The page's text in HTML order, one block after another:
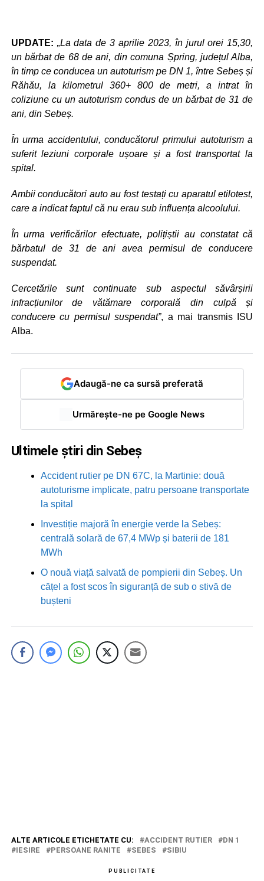
UPDATE: „La data de 3 aprilie 2023, în jurul orei 15,30,
un bărbat de 68 de ani, din comuna Șpring, județul Alba,
în timp ce conducea un autoturism pe DN 1, între Sebeș și
Răhău, la kilometrul 360+ 800 de metri, a intrat în
coliziune cu un autoturism condus de un bărbat de 31 de
ani, din Sebeș.
În urma accidentului, conducătorul primului autoturism a
suferit leziuni corporale ușoare și a fost transportat la
spital.
Ambii conducători auto au fost testați cu aparatul etilotest,
care a indicat faptul că nu erau sub influența alcoolului.
În urma verificărilor efectuate, polițiștii au constatat că
bărbatul de 31 de ani avea permisul de conducere
suspendat.
Cercetările sunt continuate sub aspectul săvârșirii
infracțiunilor de vătămare corporală din culpă și
conducere cu permisul suspendat”, a mai transmis ISU
Alba.
Adaugă-ne ca sursă preferată
Urmărește-ne pe Google News
Ultimele știri din Sebeș
Accident rutier pe DN 67C, la Martinie: două
autoturisme implicate, patru persoane transportate
la spital
Investiție majoră în energie verde la Sebeș:
centrală solară de 67,4 MWp și baterii de 181
MWh
O nouă viață salvată de pompierii din Sebeș. Un
cățel a fost scos în siguranță de sub o stivă de
bușteni
ALTE ARTICOLE ETICHETATE CU: ACCIDENT RUTIER
DN 1
IESIRE
PERSOANE RANITE SEBES SIBIU
PUBLICITATE